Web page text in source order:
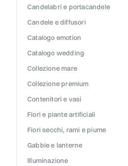
candelabri e portacandele
candele e diffusori
catalogo emotion
catalogo wedding
collezione mare
collezione premium
contenitori e vasi
fiori e piante artificiali
fiori secchi, rami e piume
gabbie e lanterne
illuminazione